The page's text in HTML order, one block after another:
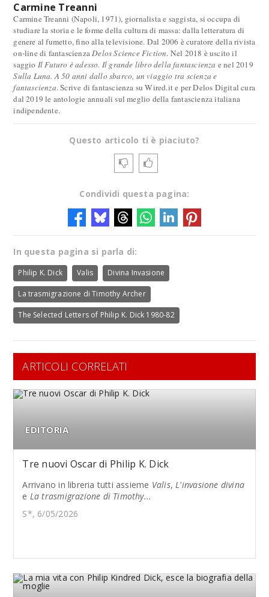
Carmine Treanni
Carmine Treanni (Napoli, 1971), giornalista e saggista, si occupa di
studiare la storia e le forme della cultura di massa: dalla letteratura di
genere al fumetto, fino alla televisione. Dal 2006 è curatore della rivista
on-line di fantascienzaDelos Science Fiction. Nel 2018 è uscito il
saggio Il Futuro è adesso. Il grande libro della fantascienza e nel 2019
Sulla Luna. A 50 anni dallo sbarco, un viaggio tra scienza e
fantascienza. Scrive di fantascienza su Wired.it e per Delos Digital cura
dal 2019 le antologie annuali sul meglio della fantascienza italiana
indipendente.
Questo articolo ti è piaciuto?
Condividi questa pagina:
In questa pagina si parla di:
Philip K. Dick Valis Divina Invasione
La trasmigrazione di Timothy Archer
The Selected Letters of Philip K. Dick 1980-82
ARTICOLI CORRELATI
EDITORIA
Tre nuovi Oscar di Philip K. Dick
Arrivano in libreria tutti assieme Valis,L'invasione divina
e La trasmigrazione di Timothy...
S*, 6/05/2026